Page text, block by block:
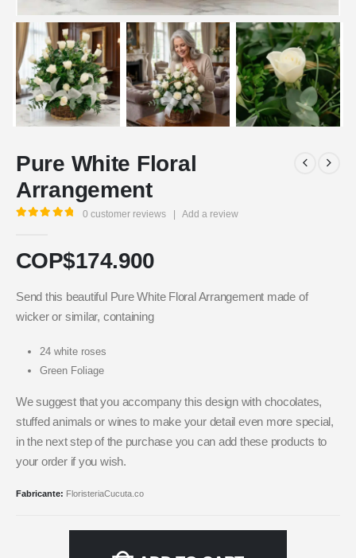
Pure White Floral
Arrangement
0 customer reviews | Add a review
COP$174.900
Send this beautiful Pure White Floral Arrangement made of
wicker or similar, containing
24 white roses
Green Foliage
We suggest that you accompany this design with chocolates,
stuffed animals or wines to make your detail even more special,
in the next step of the purchase you can add these products to
your order if you wish.
Fabricante: FloristeriaCucuta.co